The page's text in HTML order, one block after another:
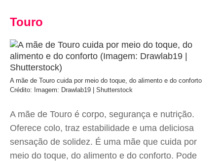
Touro
A mãe de Touro cuida por meio do toque, do alimento e do conforto
Crédito: Imagem: Drawlab19 | Shutterstock
A mãe de Touro é corpo, segurança e nutrição.
Oferece colo, traz estabilidade e uma deliciosa
sensação de solidez. É uma mãe que cuida por
meio do toque, do alimento e do conforto. Pode